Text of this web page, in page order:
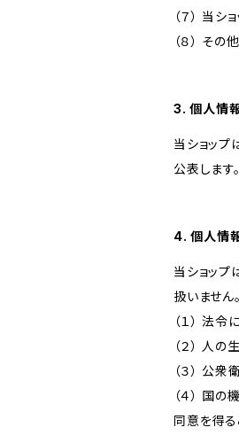
（７） 当
（８） そ
3. 個人情
当ショッ
公表します。
4. 個人情
当ショッ
扱いません
（１） 法
（２） 人
（３） 公
（４） 国
同意を得